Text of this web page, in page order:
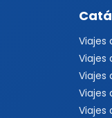
Viajes
Viajes
Viajes
Viajes
Viajes